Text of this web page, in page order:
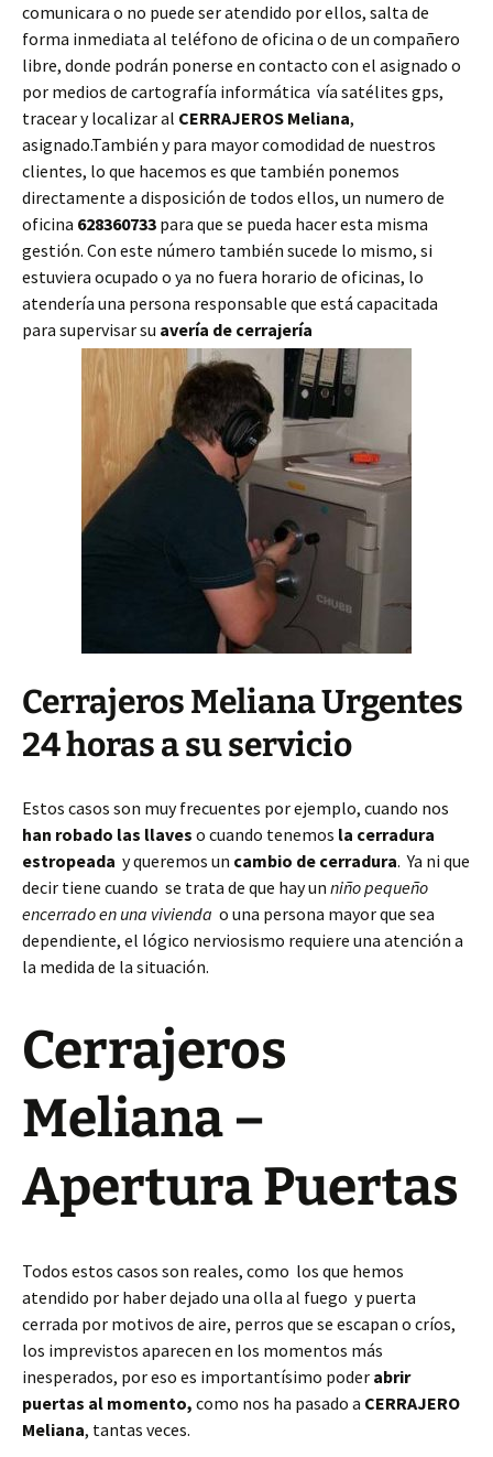
comunicara o no puede ser atendido por ellos, salta de
forma inmediata al teléfono de oficina o de un compañero
libre, donde podrán ponerse en contacto con el asignado o
por medios de cartografía informática vía satélites gps,
tracear y localizar al CERRAJEROS Meliana,
asignado.También y para mayor comodidad de nuestros
clientes, lo que hacemos es que también ponemos
directamente a disposición de todos ellos, un numero de
oficina 628360733 para que se pueda hacer esta misma
gestión. Con este número también sucede lo mismo, si
estuviera ocupado o ya no fuera horario de oficinas, lo
atendería una persona responsable que está capacitada
para supervisar su avería de cerrajería
Cerrajeros Meliana Urgentes
24 horas a su servicio
Estos casos son muy frecuentes por ejemplo, cuando nos
han robado las llaves o cuando tenemos la cerradura
estropeada y queremos un cambio de cerradura. Ya ni que
decir tiene cuando se trata de que hay un niño pequeño
encerrado en una vivienda o una persona mayor que sea
dependiente, el lógico nerviosismo requiere una atención a
la medida de la situación.
Cerrajeros
Meliana –
Apertura Puertas
Todos estos casos son reales, como los que hemos
atendido por haber dejado una olla al fuego y puerta
cerrada por motivos de aire, perros que se escapan o críos,
los imprevistos aparecen en los momentos más
inesperados, por eso es importantísimo poder abrir
puertas al momento, como nos ha pasado a CERRAJERO
Meliana, tantas veces.